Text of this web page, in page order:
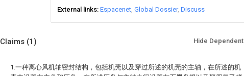
External links Espacenet Global Dossier Discuss
Claims (1) Hide Dependent
1.一种离心风机轴密封结构，包括机壳以及穿过所述的机壳的主轴，在所述的机